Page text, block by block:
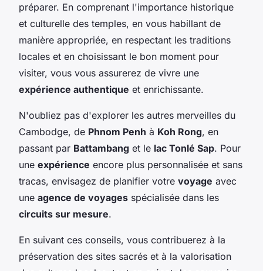
préparer. En comprenant l'importance historique
et culturelle des temples, en vous habillant de
manière appropriée, en respectant les traditions
locales et en choisissant le bon moment pour
visiter, vous vous assurerez de vivre une
expérience authentique et enrichissante.
N'oubliez pas d'explorer les autres merveilles du
Cambodge, de Phnom Penh à Koh Rong, en
passant par Battambang et le lac Tonlé Sap. Pour
une expérience encore plus personnalisée et sans
tracas, envisagez de planifier votre voyage avec
une agence de voyages spécialisée dans les
circuits sur mesure.
En suivant ces conseils, vous contribuerez à la
préservation des sites sacrés et à la valorisation